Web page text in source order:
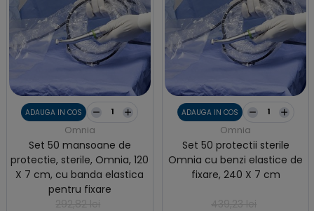
ADAUGA IN COS
Omnia
Set 50 mansoane de
protectie, sterile, Omnia, 120
X 7 cm, cu banda elastica
pentru fixare
ADAUGA IN COS
Omnia
Set 50 protectii sterile
Omnia cu benzi elastice de
fixare, 240 X 7 cm